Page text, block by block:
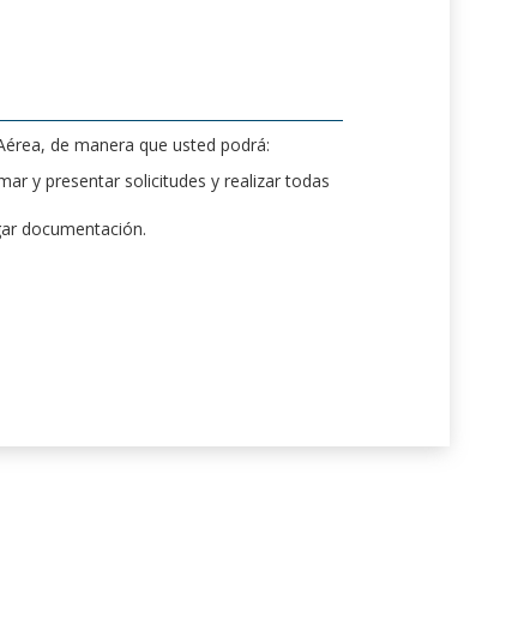
de manera que usted podrá:
y presentar solicitudes y realizar todas
documentación.